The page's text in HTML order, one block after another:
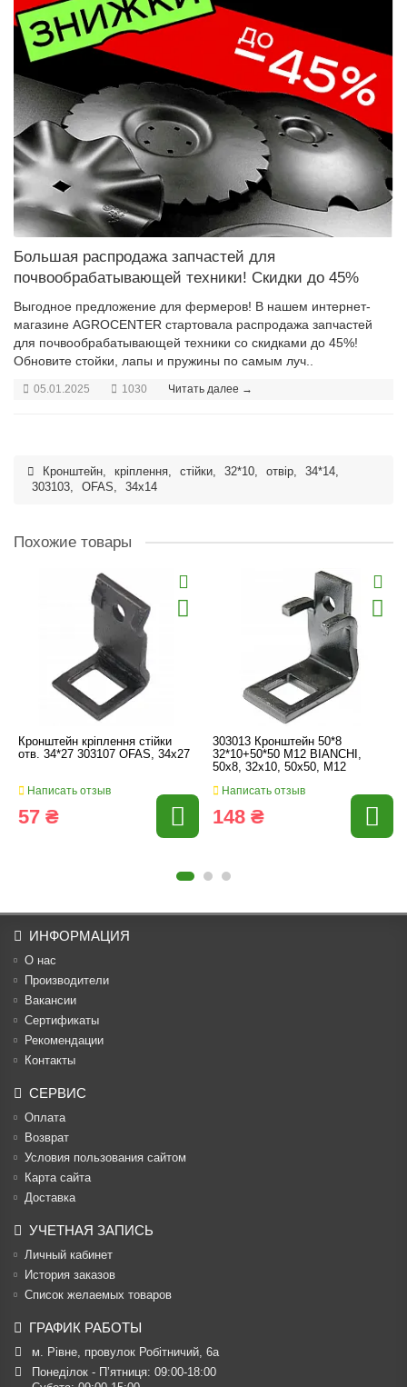
Большая распродажа запчастей для
почвообрабатывающей техники! Скидки до 45%
Выгодное предложение для фермеров! В нашем интернет-
магазине AGROCENTER стартовала распродажа запчастей
для почвообрабатывающей техники со скидками до 45%!
Обновите стойки, лапы и пружины по самым луч..
05.01.2025 1030 Читать далее →
Кронштейн кріплення стійки 32*10 отвір 34*14
303103
OFAS 34x14
Похожие товары
Кронштейн кріплення стійки
отв. 34*27 303107 OFAS, 34x27
Написать отзыв
57 ₴
303013 Кронштейн 50*8
32*10+50*50 M12 BIANCHI,
50x8, 32x10, 50x50, M12
Написать отзыв
148 ₴
ИНФОРМАЦИЯ
О нас
Производители
Вакансии
Cертификаты
Рекомендации
Контакты
СЕРВИС
Оплата
Возврат
Условия пользования сайтом
Карта сайта
Доставка
УЧЕТНАЯ ЗАПИСЬ
Личный кабинет
История заказов
Список желаемых товаров
ГРАФИК РАБОТЫ
м. Рівне, провулок Робітничий, 6а
Понеділок - П’ятниця: 09:00-18:00